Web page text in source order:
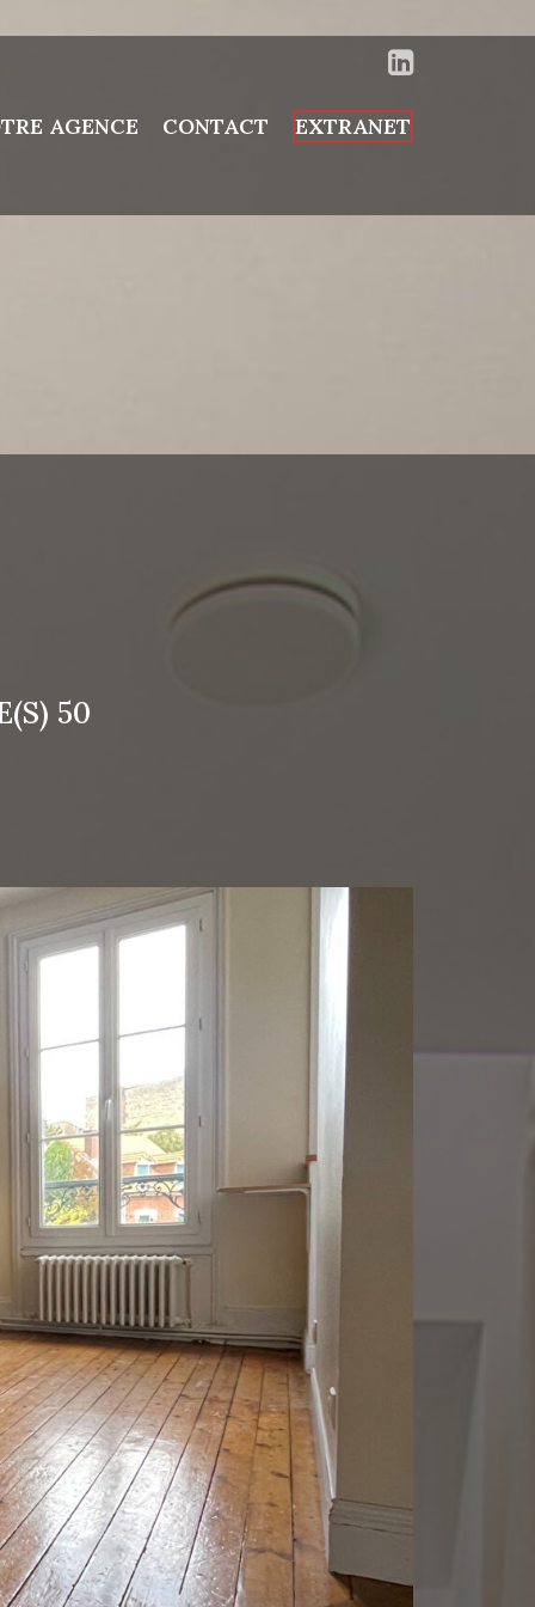
AGENCE CONTACT EXTRANET
50